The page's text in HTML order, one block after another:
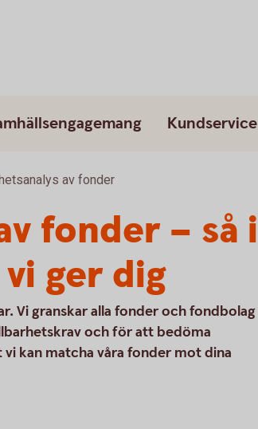
Kundservice
av fonder
fonder –
ger dig
Vi granskar alla fonder och fondbolag
och för att bedöma
kan matcha våra fonder mot dina